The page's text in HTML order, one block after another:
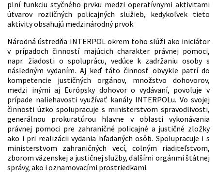
plní funkciu styčného prvku medzi operatívnymi aktivitami
útvarov rozličných policajných služieb, kedykoľvek tieto
aktivity obsahujú medzinárodný prvok.
Národná ústredňa INTERPOL okrem toho slúži ako iniciátor
v prípadoch činností majúcich charakter právnej pomoci,
napr. žiadosti o spoluprácu, vedúce k zadržaniu osoby s
následným vydaním. Aj keď táto činnosť obvykle patrí do
kompetencie justičných orgánov, množstvo dohovorov,
medzi inými aj Európsky dohovor o vydávaní, povoľuje v
prípade naliehavosti využívať kanály INTERPOLu. Vo svojej
činnosti úzko spolupracuje s ministerstvom spravodlivosti,
generálnou prokuratúrou hlavne v oblasti vykonávania
právnej pomoci pre zahraničné policajné a justičné zložky
ako i pri realizácii vydania hľadaných osôb. Spolupracuje i s
ministerstvom zahraničných vecí, colným riaditeľstvom,
zborom väzenskej a justičnej služby, ďalšími orgánmi štátnej
správy, ako i oznamovacími prostriedkami.